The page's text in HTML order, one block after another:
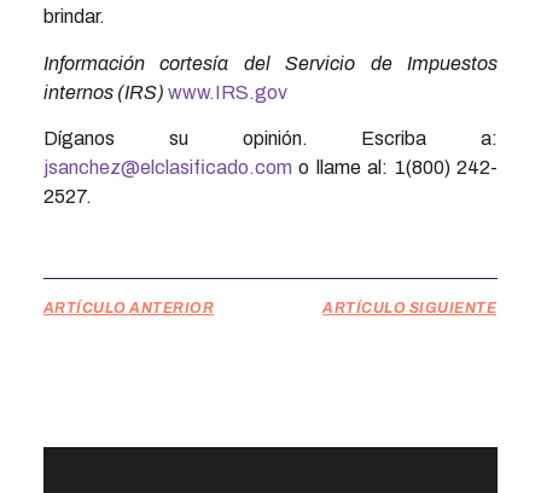
brindar.
Información cortesía del Servicio de Impuestos
internos (IRS) www.IRS.gov
Díganos su opinión. Escriba a:
jsanchez@elclasificado.com o llame al: 1(800) 242-
2527.
ARTÍCULO ANTERIOR ARTÍCULO SIGUIENTE